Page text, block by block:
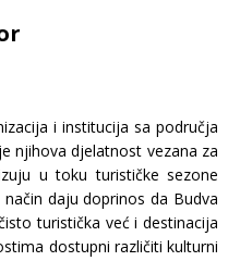
i institucija sa područja
njihova djelatnost vezana za
u toku turističke sezone
daju doprinos da Budva
turistička već i destinacija
dostupni različiti kulturni